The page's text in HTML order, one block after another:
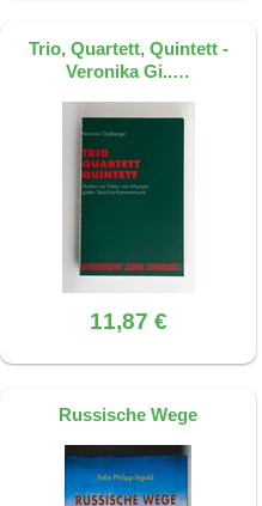
Trio, Quartett, Quintett -
Veronika Gi..…
11,87 €
Russische Wege